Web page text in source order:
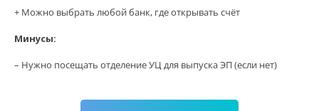
+ Можно выбрать любой банк, где открывать счёт
Минусы:
– Нужно посещать отделение УЦ для выпуска ЭП (если нет)